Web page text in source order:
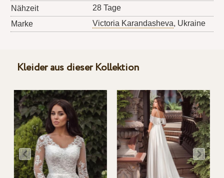
Nähzeit
28 Tage
Marke
Victoria Karandasheva, Ukraine
Kleider aus dieser Kollektion